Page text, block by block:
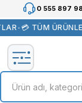
0 555 897
•💳 TÜM